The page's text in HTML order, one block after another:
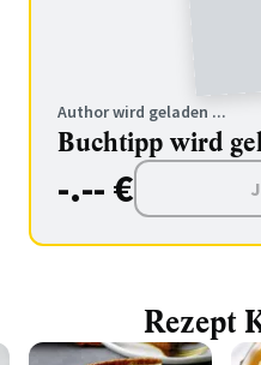
Author wird geladen ...
Buchtipp wird
-.-- €
Rezept